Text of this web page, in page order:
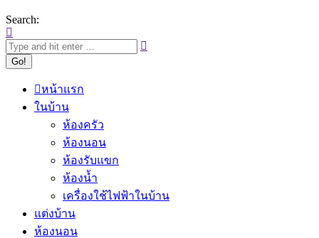
Search:
หน้าแรก
ในบ้าน
ห้องครัว
ห้องนอน
ห้องรับแขก
ห้องน้ำ
เครื่องใช้ไฟฟ้าในบ้าน
แต่งบ้าน
ห้องนอน